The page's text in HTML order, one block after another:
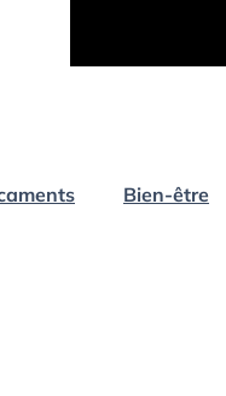
Bien-être